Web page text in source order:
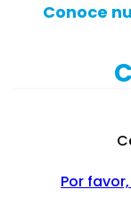
Conoce
Por